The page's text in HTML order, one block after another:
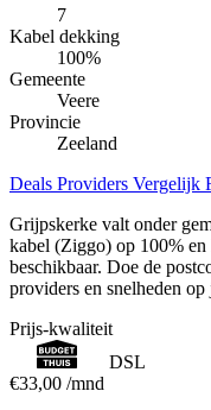
7
Kabel dekking
100%
Gemeente
Veere
Provincie
Zeeland
Deals Providers Vergelijk
Grijpskerke valt onder
kabel (Ziggo) op 100% en
beschikbaar. Doe de
providers en snelheden
Prijs-kwaliteit
DSL
€33,00 /mnd